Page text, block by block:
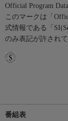
Official Program
このマークは「
式情報である「
のみ表記が許され
番組表